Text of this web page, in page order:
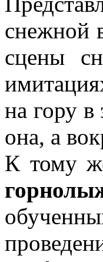
снежной
сцены
на гору
она, а
К тому